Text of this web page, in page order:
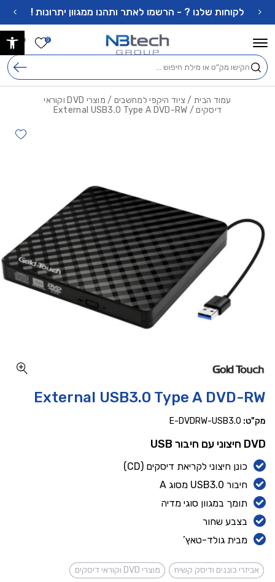
Skip to Content
לקוחות שלנו ? - הרשמו לאתר ותהנו ממגוון יתרונות !
0 הרשימה
חיפוש
עמוד הבית/ ציוד היקפי למחשבים /
מוצרי DVD וקוראי
דיסקים/ External USB3.0 Type A DVD-RW
External USB3.0 Type A DVD-RW
מק"ט: E-DVDRW-USB3.0
DVD חיצוני עם חיבור USB
כונן חיצוני לקריאת דיסקים (CD)
חיבור USB3.0 מסוג A
תומך במגוון סוגי מדיה
בצבע שחור
מבית גולד-טאץ’
אביזרי כוננים ודיסק קשיח מוצרי DVD וקוראי דיסקים
בחזרה למעלה